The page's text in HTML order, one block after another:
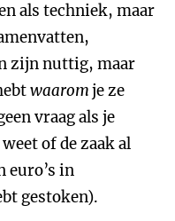
als techniek, maar
zijn nuttig, maar
waaromje ze
vraag als je
of de zaak al
euro’s in
gestoken).